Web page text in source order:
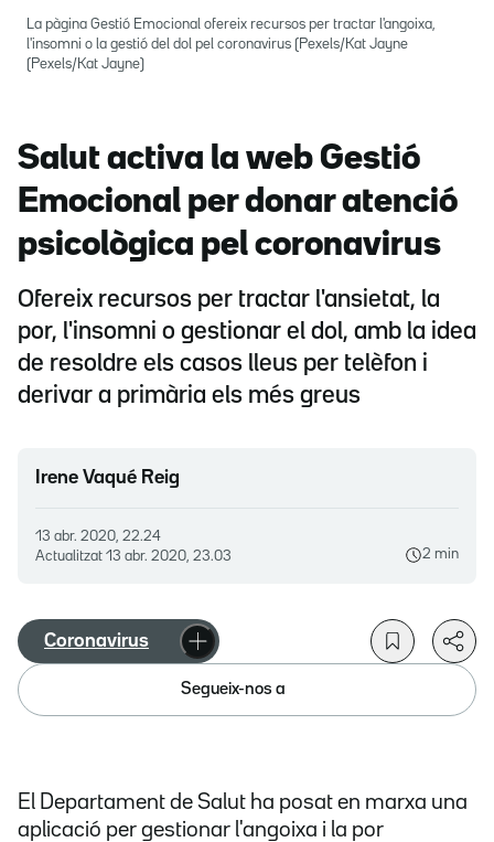
La pàgina Gestió Emocional ofereix recursos per tractar l'angoixa,
l'insomni o la gestió del dol pel coronavirus (Pexels/Kat Jayne
(Pexels/Kat Jayne)
Salut activa la web Gestió
Emocional per donar atenció
psicològica pel coronavirus
Ofereix recursos per tractar l'ansietat, la
por, l'insomni o gestionar el dol, amb la idea
de resoldre els casos lleus per telèfon i
derivar a primària els més greus
Irene Vaqué Reig
13 abr. 2020, 22.24
Actualitzat 13 abr. 2020, 23.03 2 min
Coronavirus
Segueix-nos a
El Departament de Salut ha posat en marxa una
aplicació per gestionar l'angoixa i la por